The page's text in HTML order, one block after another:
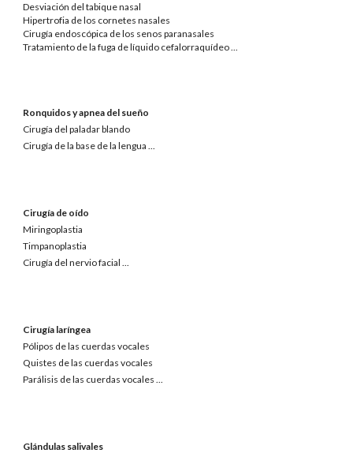
Desviación del tabique nasal
Hipertrofia de los cornetes nasales
Cirugía endoscópica de los senos paranasales
Tratamiento de la fuga de líquido cefalorraquídeo...
Ronquidos y apnea del sueño
Cirugía del paladar blando
Cirugía de la base de la lengua ...
Cirugía de oído
Miringoplastia
Timpanoplastia
Cirugía del nervio facial ...
Cirugía laríngea
Pólipos de las cuerdas vocales
Quistes de las cuerdas vocales
Parálisis de las cuerdas vocales ...
Glándulas salivales